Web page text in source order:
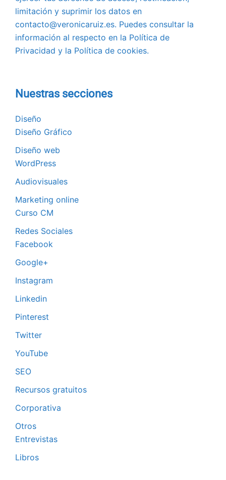
limitación y suprimir los datos en
contacto@veronicaruiz.es. Puedes consultar la
información al respecto en la Política de
Privacidad y la Política de cookies.
Nuestras secciones
Diseño
Diseño Gráfico
Diseño web
WordPress
Audiovisuales
Marketing online
Curso CM
Redes Sociales
Facebook
Google+
Instagram
Linkedin
Pinterest
Twitter
YouTube
SEO
Recursos gratuitos
Corporativa
Otros
Entrevistas
Libros